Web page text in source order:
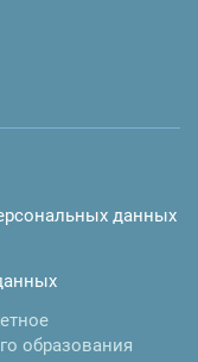
данных
образования